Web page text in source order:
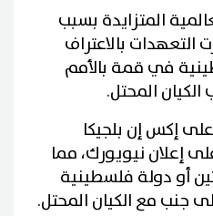
المتزايدة بسبب
التعهدات بالاعتراف
في قمة بالأمم
المحتل.
إكس إن بلجيكا
إعلان نيويورك، مما
أو دولة فلسطينية
جنب مع الكيان المحتل.